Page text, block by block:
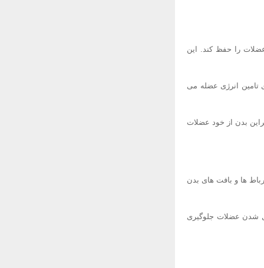
را حفظ کند. این
تامین انرژی عضله می
بدن از خود عضلات
است. عضلات، رباط ها و بافت های بدن
شدن عضلات جلوگیری